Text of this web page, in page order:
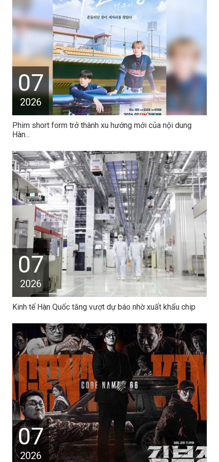
07
2026
Phim short form trở thành xu hướng mới của nội dung
Hàn...
07
2026
Kinh tế Hàn Quốc tăng vượt dự báo nhờ xuất khẩu chip
07
2026